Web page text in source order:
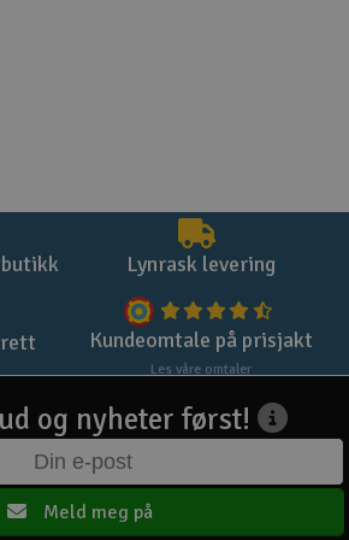
Lynrask levering
Kundeomtale på prisjakt
Les våre omtaler
og nyheter først!
Meld meg på